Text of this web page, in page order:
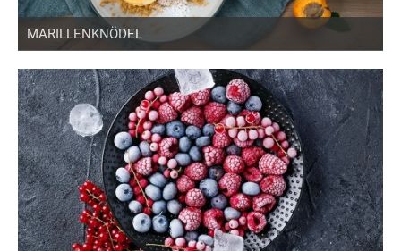
MARILLENKNÖDEL